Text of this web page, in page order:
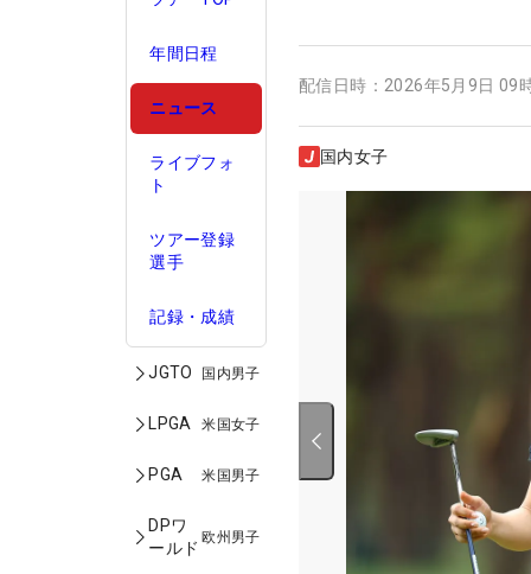
年間日程
ニュース
ライブフォ
ト
ツアー登録
選手
記録・成績
JGTO 国内男子
LPGA 米国女子
PGA 米国男子
DPワ
ールド
欧州男子
配信日時： 2026年5月9日 09
国内女子